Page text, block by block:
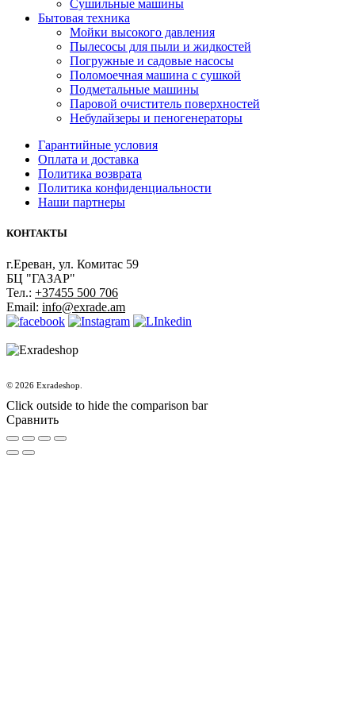
Сушильные машины
Бытовая техника
Мойки высокого давления
Пылесосы для пыли и жидкостей
Погружные и садовые насосы
Поломоечная машина с сушкой
Подметальные машины
Паровой очиститель поверхностей
Небулайзеры и пеногенераторы
Гарантийные условия
Оплата и доставка
Политика возврата
Политика конфиденциальности
Наши партнеры
КОНТАКТЫ
г.Ереван, ул. Комитас 59
БЦ "ГАЗАР"
Тел.: +37455 500 706
Email: info@exrade.am
© 2026 Exradeshop.
Click outside to hide the comparison bar
Сравнить